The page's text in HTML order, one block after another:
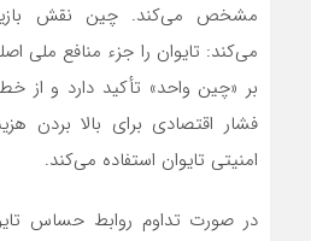
مشخص می‌کند. چین نقش بازیگر
می‌کند: تایوان را جزء منافع
بر «چین واحد» تأکید دارد و از
فشار اقتصادی برای بالا بردن
امنیتی تایوان استفاده می‌کند.
در صورت تداوم روابط حساس